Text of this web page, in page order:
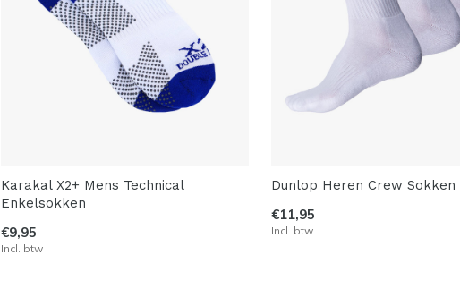
Karakal X2+ Mens Technical
Enkelsokken
€9,95
Incl. btw
Dunlop Heren Crew
€11,95
Incl. btw